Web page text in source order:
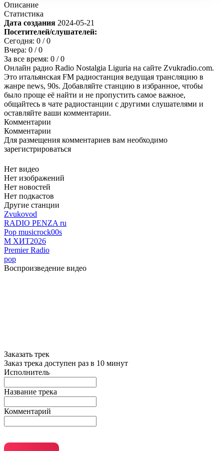
Описание
Статистика
Дата создания 2024-05-21
Посетителей/слушателей:
Сегодня: 0 / 0
Вчера: 0 / 0
За все время: 0 / 0
Онлайн радио Radio Nostalgia Liguria на сайте Zvukradio.com.
Это итальянская FM радиостанция ведущая трансляцию в
жанре news, 90s. Добавляйте станцию в избранное, чтобы
было проще её найти и не пропустить самое важное,
общайтесь в чате радиостанции с другими слушателями и
оставляйте ваши комментарии.
Комментарии
Комментарии
Для размещения комментариев вам необходимо
зарегистрироваться
Нет видео
Нет изображений
Нет новостей
Нет подкастов
Другие станции
Zvukovod
RADIO PENZA ru
Pop musicrock00s
М ХИТ2026
Premier Radio
pop
Воспроизведение видео
Заказать трек
Заказ трека доступен раз в 10 минут
Исполнитель
Название трека
Комментарий